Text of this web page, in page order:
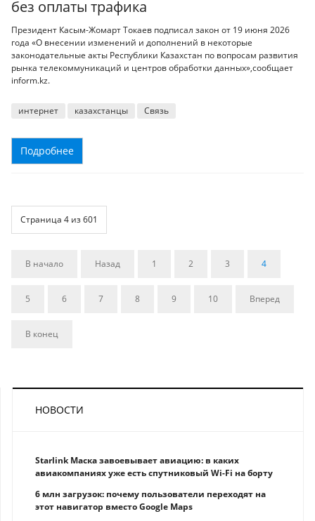
без оплаты трафика
Президент Касым-Жомарт Токаев подписал закон от 19 июня 2026
года «О внесении изменений и дополнений в некоторые
законодательные акты Республики Казахстан по вопросам развития
рынка телекоммуникаций и центров обработки данных»,сообщает
inform.kz.
интернет казахстанцы Связь
Подробнее
Страница 4 из 601
В начало Назад 1 2 3 4
5 6 7 8 9 10 Вперед
В конец
НОВОСТИ
Starlink Маска завоевывает авиацию: в каких
авиакомпаниях уже есть спутниковый Wi-Fi на борту
6 млн загрузок: почему пользователи переходят на
этот навигатор вместо Google Maps